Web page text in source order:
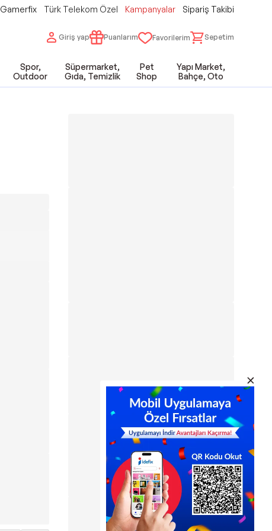
Gamerfix Türk Telekom Özel Kampanyalar Sipariş Takibi
Giriş yap Puanlarım Favorilerim Sepetim
Spor,
Outdoor
Süpermarket,
Gıda, Temizlik
Pet
Shop
Yapı Market,
Bahçe, Oto